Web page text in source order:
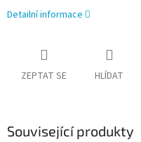
Detailní informace
ZEPTAT SE HLÍDAT
Související produkty